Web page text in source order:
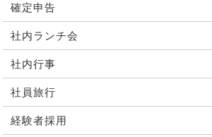
確定申告
社内ランチ会
社内行事
社員旅行
経験者採用